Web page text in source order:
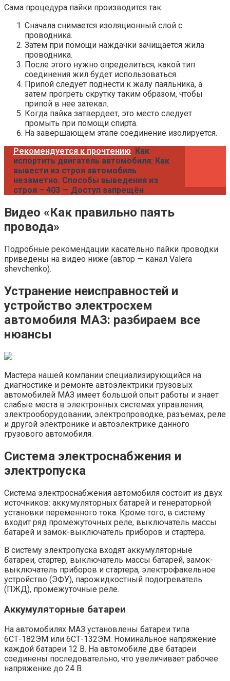
Сама процедура пайки производится так:
Сначала снимается изоляционный слой с
проводника.
Затем при помощи наждачки зачищается жила
проводника.
После этого нужно определиться, какой тип
соединения жил будет использоваться.
Припой следует поднести к жалу паяльника, а
затем прогреть скрутку таким образом, чтобы
припой в нее затекал.
Когда пайка затвердеет, это место следует
промыть при помощи спирта.
На завершающем этапе соединение изолируется.
Рекомендуется к прочтению Как
испортить двигатель автомобиля: Как
вывести из строя автомобиль
незаметно. Способы выведения из
строя – 403 — Доступ запрещён
Видео «Как правильно паять
провода»
Подробные рекомендации касательно пайки проводки
приведены на видео ниже (автор — канал Valera
shevchenko).
Устранение неисправностей и
устройство электросхем
автомобиля МАЗ: разбираем все
нюансы
Мастера нашей компании специализирующийся на
диагностике и ремонте автоэлектрики грузовых
автомобилей МАЗ имеет большой опыт работы и знает
слабые места в электронных системах управления,
электрооборудовании, электропроводке, разъемах, реле
и другой электронике и автоэлектрике данного
грузового автомобиля.
Система электроснабжения и
электропуска
Система электроснабжения автомобиля состоит из двух
источников: аккумуляторных батарей и генераторной
установки переменного тока. Кроме того, в систему
входит ряд промежуточных реле, выключатель массы
батарей и замок-выключатель приборов и стартера.
В систему электропуска входят аккумуляторные
батареи, стартер, выключатель массы батарей, замок-
выключатель приборов и стартера, электрофакельное
устройство (ЭФУ), парожидкостный подогреватель
(ПЖД), промежуточные реле.
Аккумуляторные батареи
На автомобилях МАЗ установлены батареи типа
6СТ-182ЭМ или 6СТ-132ЭМ. Номинальное напряжение
каждой батареи 12 В. На автомобиле две батареи
соединены последовательно, что увеличивает рабочее
напряжение до 24 В.